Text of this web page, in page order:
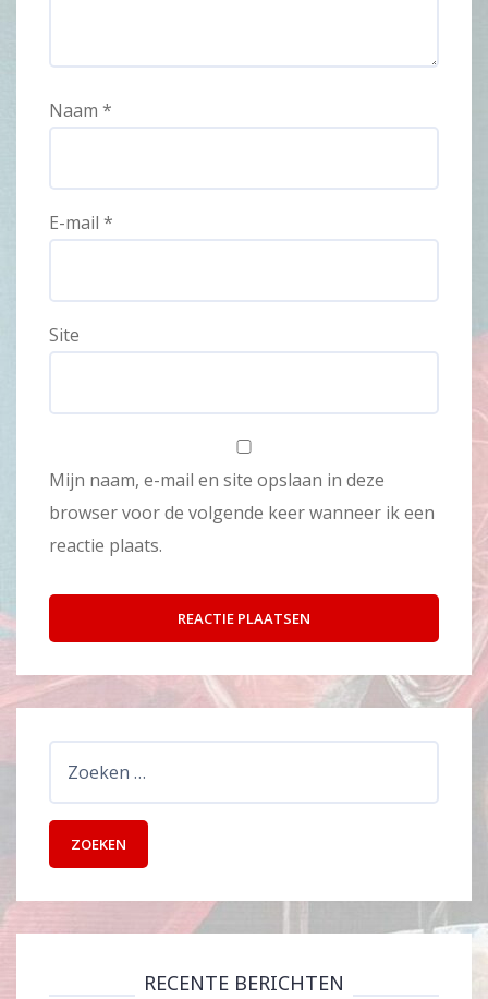
Naam *
E-mail *
Site
Mijn naam, e-mail en site opslaan in deze
browser voor de volgende keer wanneer ik een
reactie plaats.
RECENTE BERICHTEN